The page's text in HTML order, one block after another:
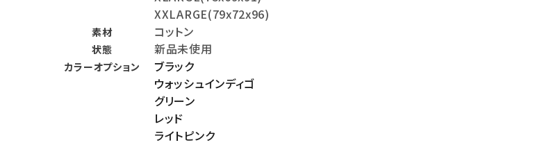
XXLARGE(79x72x96)
素材 コットン
状態 新品未使用
カラーオプション
ブラック
ウォッシュインディゴ
グリーン
レッド
ライトピンク